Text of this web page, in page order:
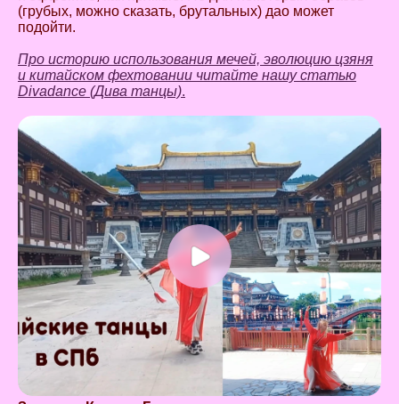
(грубых, можно сказать, брутальных) дао может
подойти.
Про историю использования мечей, эволюцию цзяня
и китайском фехтовании читайте нашу статью
Divadance (Дива танцы).